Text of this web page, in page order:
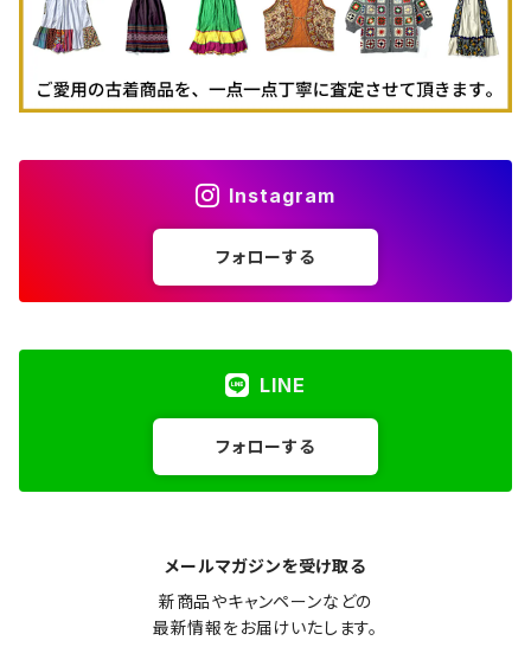
Instagram
フォローする
LINE
フォローする
メールマガジンを受け取る
新商品やキャンペーンなどの
最新情報をお届けいたします。